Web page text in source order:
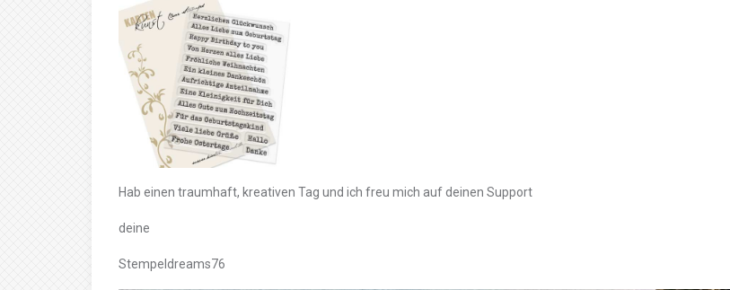
Hab einen traumhaft, kreativen Tag und ich freu mich auf deinen Support
deine
Stempeldreams76